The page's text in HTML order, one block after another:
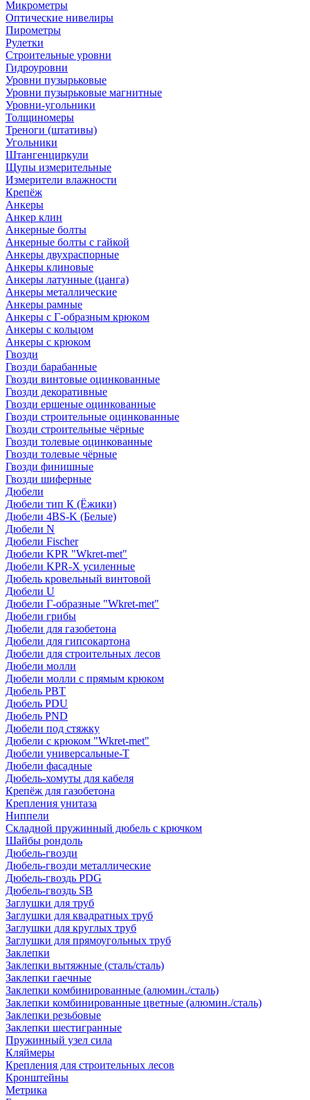
Микрометры
Оптические нивелиры
Пирометры
Рулетки
Строительные уровни
Гидроуровни
Уровни пузырьковые
Уровни пузырьковые магнитные
Уровни-угольники
Толщиномеры
Треноги (штативы)
Угольники
Штангенциркули
Щупы измерительные
Измерители влажности
Крепёж
Анкеры
Анкер клин
Анкерные болты
Анкерные болты с гайкой
Анкеры двухраспорные
Анкеры клиновые
Анкеры латунные (цанга)
Анкеры металлические
Анкеры рамные
Анкеры с Г-образным крюком
Анкеры с кольцом
Анкеры с крюком
Гвозди
Гвозди барабанные
Гвозди винтовые оцинкованные
Гвозди декоративные
Гвозди ершеные оцинкованные
Гвозди строительные оцинкованные
Гвозди строительные чёрные
Гвозди толевые оцинкованные
Гвозди толевые чёрные
Гвозди финишные
Гвозди шиферные
Дюбели
Дюбели тип К (Ёжики)
Дюбели 4BS-K (Белые)
Дюбели N
Дюбели Fischer
Дюбели KPR "Wkret-met"
Дюбели KPR-Х усиленные
Дюбель кровельный винтовой
Дюбели U
Дюбели Г-образные "Wkret-met"
Дюбели грибы
Дюбели для газобетона
Дюбели для гипсокартона
Дюбели для строительных лесов
Дюбели молли
Дюбели молли с прямым крюком
Дюбель PBT
Дюбель PDU
Дюбель PND
Дюбели под стяжку
Дюбели с крюком "Wkret-met"
Дюбели универсальные-Т
Дюбели фасадные
Дюбель-хомуты для кабеля
Крепёж для газобетона
Крепления унитаза
Ниппели
Складной пружинный дюбель с крючком
Шайбы рондоль
Дюбель-гвозди
Дюбель-гвозди металлические
Дюбель-гвоздь PDG
Дюбель-гвоздь SB
Заглушки для труб
Заглушки для квадратных труб
Заглушки для круглых труб
Заглушки для прямоугольных труб
Заклепки
Заклепки вытяжные (сталь/сталь)
Заклепки гаечные
Заклепки комбинированные (алюмин./сталь)
Заклепки комбинированные цветные (алюмин./сталь)
Заклепки резьбовые
Заклепки шестигранные
Пружинный узел сила
Кляймеры
Крепления для строительных лесов
Кронштейны
Метрика